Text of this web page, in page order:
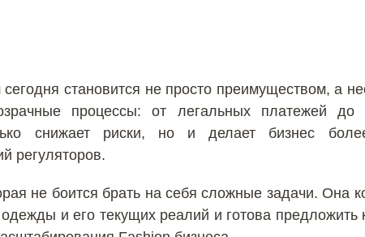
становится не просто преимуществом, а
процессы: от легальных платежей до
снижает риски, но и делает бизнес
регуляторов.
не боится брать на себя сложные задачи. Она
и его текущих реалий и готова